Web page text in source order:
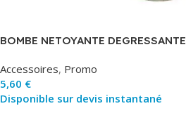
BOMBE NETOYANTE DEGRESSANTE
Accessoires, Promo
5,60 €
Disponible sur devis instantané